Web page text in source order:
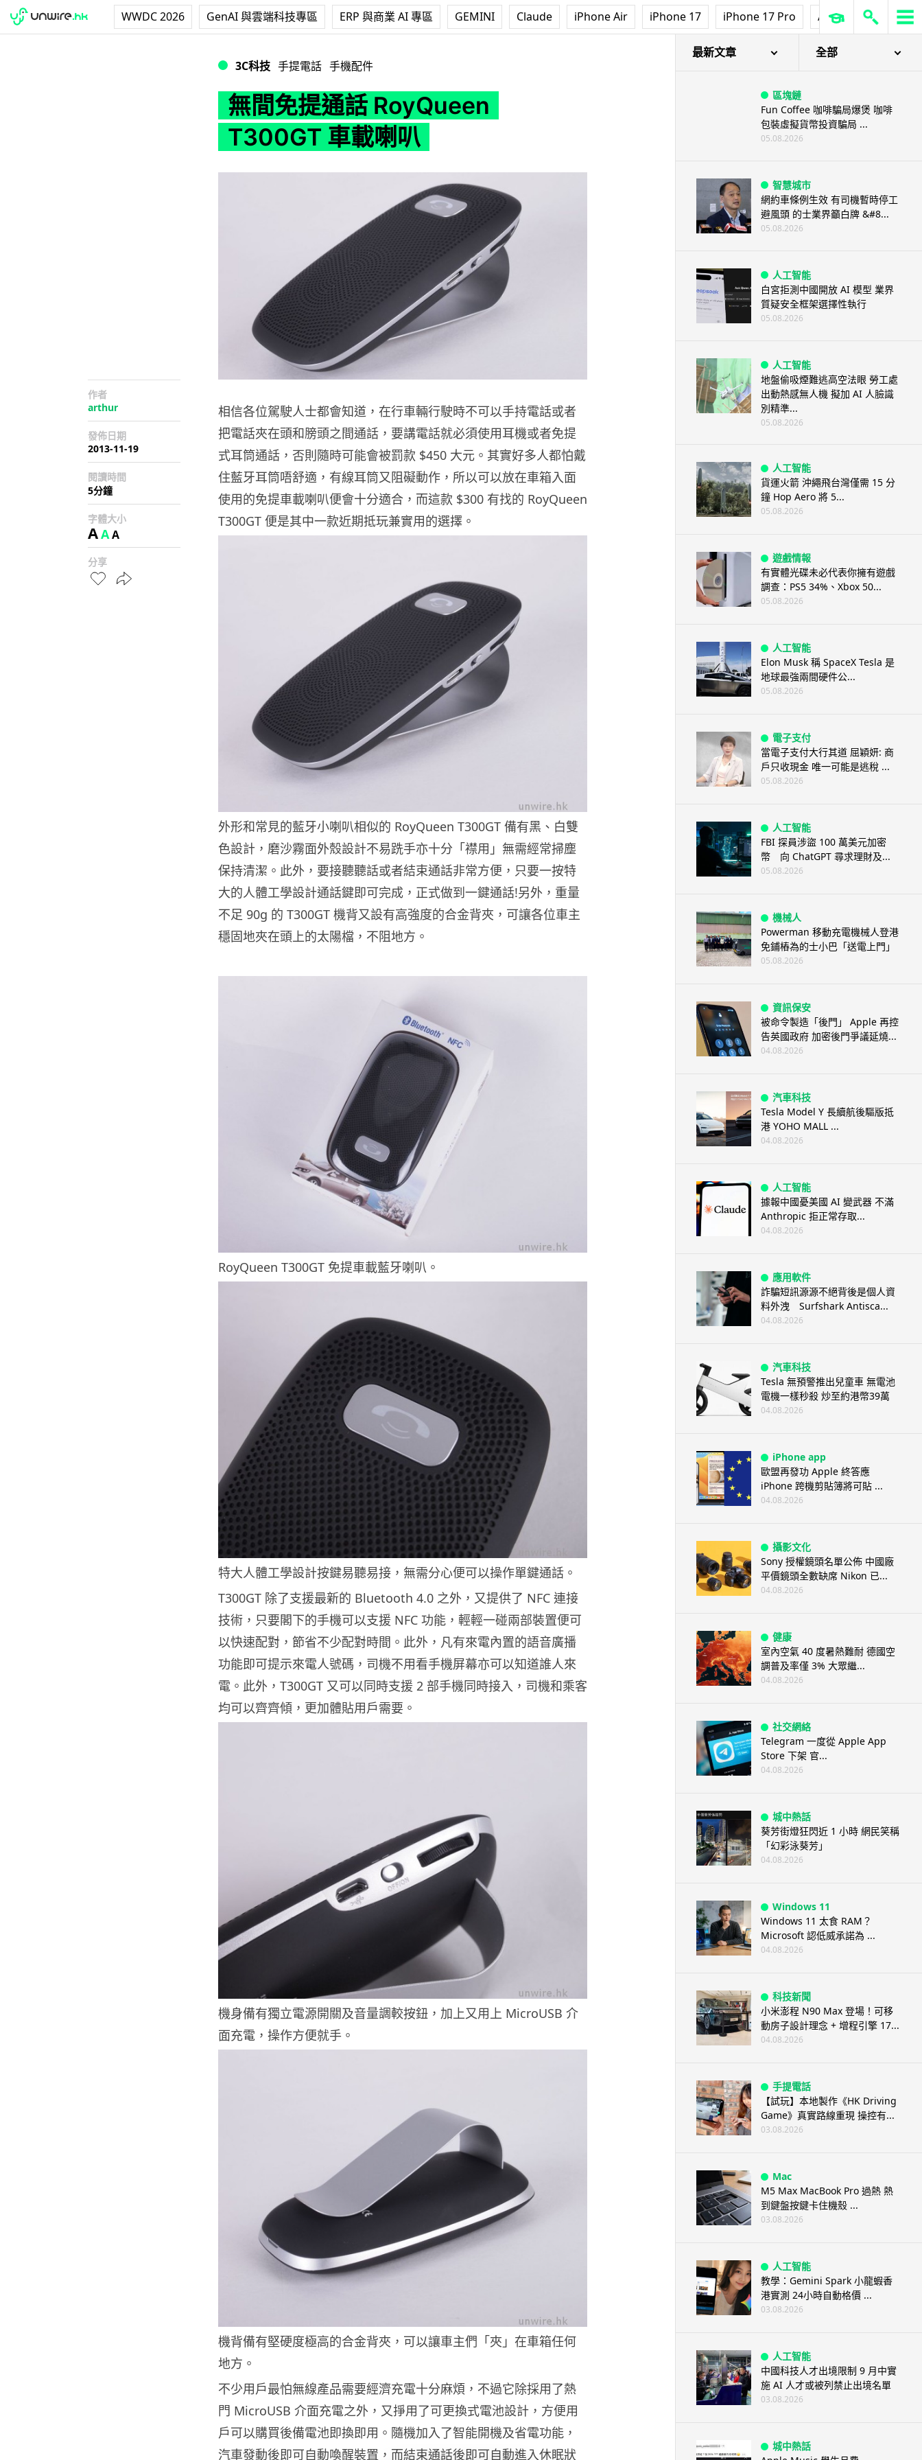
WWDC 2026 GenAI 與雲端科技專區 ERP 與商業 AI 專區 GEMINI Claude iPhone Air iPhone 17 iPhone 17 Pro AirPods Pro 3
3C科技 手提電話 手機配件
無間免提通話 RoyQueen
T300GT 車載喇叭
作者
arthur
發佈日期
2013-11-19
閱讀時間
5分鐘
字體大小
AAA
分享
相信各位駕駛人士都會知道，在行車輛行駛時不可以手持電話或者
把電話夾在頭和膀頭之間通話，要講電話就必須使用耳機或者免提
式耳筒通話，否則隨時可能會被罰款 $450 大元。其實好多人都怕戴
住藍牙耳筒唔舒適，有線耳筒又阻礙動作，所以可以放在車箱入面
使用的免提車載喇叭便會十分適合，而這款 $300 有找的 RoyQueen
T300GT 便是其中一款近期抵玩兼實用的選擇。
外形和常見的藍牙小喇叭相似的 RoyQueen T300GT 備有黑、白雙
色設計，磨沙霧面外殼設計不易跣手亦十分「襟用」無需經常掃塵
保持清潔。此外，要接聽聽話或者結束通話非常方便，只要一按特
大的人體工學設計通話鍵即可完成，正式做到一鍵通話!另外，重量
不足 90g 的 T300GT 機背又設有高強度的合金背夾，可讓各位車主
穩固地夾在頭上的太陽檔，不阻地方。
RoyQueen T300GT 免提車載藍牙喇叭。
特大人體工學設計按鍵易聽易接，無需分心便可以操作單鍵通話。
T300GT 除了支援最新的 Bluetooth 4.0 之外，又提供了 NFC 連接
技術，只要閣下的手機可以支援 NFC 功能，輕輕一碰兩部裝置便可
以快速配對，節省不少配對時間。此外，凡有來電內置的語音廣播
功能即可提示來電人號碼，司機不用看手機屏幕亦可以知道誰人來
電。此外，T300GT 又可以同時支援 2 部手機同時接入，司機和乘客
均可以齊齊傾，更加體貼用戶需要。
機身備有獨立電源開關及音量調較按鈕，加上又用上 MicroUSB 介
面充電，操作方便就手。
機背備有堅硬度極高的合金背夾，可以讓車主們「夾」在車箱任何
地方。
不少用戶最怕無線產品需要經濟充電十分麻煩，不過它除採用了熱
門 MicroUSB 介面充電之外，又掙用了可更換式電池設計，方便用
戶可以購買後備電池即換即用。隨機加入了智能開機及省電功能，
汽車發動後即可自動喚醒裝置，而結束通話後即可自動進入休眠狀
最新文章 全部
區塊鏈
Fun Coffee 咖啡騙局爆煲 咖啡
包裝虛擬貨幣投資騙局 ...
05.08.2026
智慧城市
網約車條例生效 有司機暫時停工
避風頭 的士業界籲白牌 &#8...
05.08.2026
人工智能
白宮拒測中國開放 AI 模型 業界
質疑安全框架選擇性執行
05.08.2026
人工智能
地盤偷吸煙難逃高空法眼 勞工處
出動熱感無人機 擬加 AI 人臉識
別精準...
05.08.2026
人工智能
貨運火箭 沖繩飛台灣僅需 15 分
鐘 Hop Aero 將 5...
05.08.2026
遊戲情報
有實體光碟未必代表你擁有遊戲
調查：PS5 34%、Xbox 50...
05.08.2026
人工智能
Elon Musk 稱 SpaceX Tesla 是
地球最強兩間硬件公...
05.08.2026
電子支付
當電子支付大行其道 屈穎妍: 商
戶只收現金 唯一可能是逃稅 ...
05.08.2026
人工智能
FBI 探員涉盜 100 萬美元加密
幣 向 ChatGPT 尋求理財及...
05.08.2026
機械人
Powerman 移動充電機械人登港
免鋪樁為的士小巴「送電上門」
05.08.2026
資訊保安
被命令製造「後門」 Apple 再控
告英國政府 加密後門爭議延燒...
04.08.2026
汽車科技
Tesla Model Y 長續航後驅版抵
港 YOHO MALL ...
04.08.2026
人工智能
據報中國憂美國 AI 變武器 不滿
Anthropic 拒正常存取...
04.08.2026
應用軟件
詐騙短訊源源不絕背後是個人資
料外洩 Surfshark Antisca...
04.08.2026
汽車科技
Tesla 無預警推出兒童車 無電池
電機一樣秒殺 炒至約港幣39萬
04.08.2026
iPhone app
歐盟再發功 Apple 終答應
iPhone 跨機剪貼簿將可貼 ...
04.08.2026
攝影文化
Sony 授權鏡頭名單公佈 中國廠
平價鏡頭全數缺席 Nikon 已...
04.08.2026
健康
室內空氣 40 度暑熱難耐 德國空
調普及率僅 3% 大眾繼...
04.08.2026
社交網絡
Telegram 一度從 Apple App
Store 下架 官...
04.08.2026
城中熱話
葵芳街燈狂閃近 1 小時 網民笑稱
「幻彩泳葵芳」
04.08.2026
Windows 11
Windows 11 太食 RAM？
Microsoft 認低威承諾為 ...
04.08.2026
科技新聞
小米澎程 N90 Max 登場！可移
動房子設計理念 + 增程引擎 17...
04.08.2026
手提電話
【試玩】本地製作《HK Driving
Game》真實路線重現 操控有...
03.08.2026
Mac
M5 Max MacBook Pro 過熱 熱
到鍵盤按鍵卡住機殼 ...
03.08.2026
人工智能
教學：Gemini Spark 小龍蝦香
港實測 24小時自動格價 ...
03.08.2026
人工智能
中國科技人才出境限制 9 月中實
施 AI 人才或被列禁止出境名單
03.08.2026
城中熱話